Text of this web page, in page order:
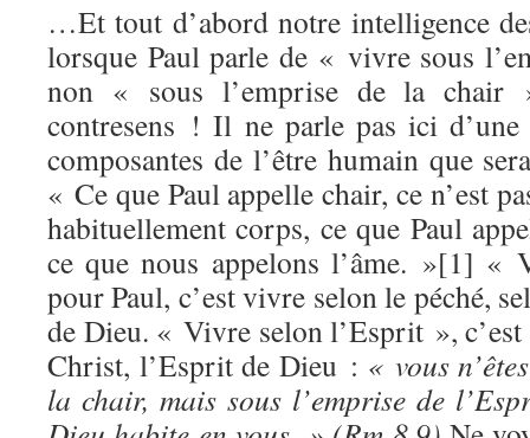
…Et tout d’abord notre intelligence
lorsque Paul parle de « vivre sous
non « sous l’emprise de la chair
contresens ! Il ne parle pas ici
composantes de l’être humain que
« Ce que Paul appelle chair, ce n’est
habituellement corps, ce que Paul
ce que nous appelons l’âme. »[1] «
pour Paul, c’est vivre selon le péché,
de Dieu. « Vivre selon l’Esprit »,
Christ, l’Esprit de Dieu : « vous
la chair, mais sous l’emprise de